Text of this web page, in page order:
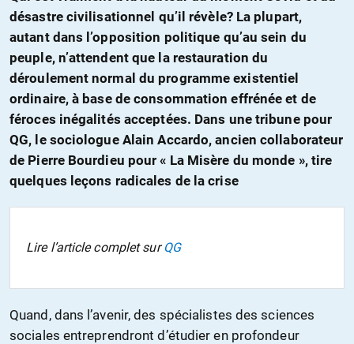
désastre civilisationnel qu’il révèle? La plupart,
autant dans l’opposition politique qu’au sein du
peuple, n’attendent que la restauration du
déroulement normal du programme existentiel
ordinaire, à base de consommation effrénée et de
féroces inégalités acceptées. Dans une tribune pour
QG, le sociologue Alain Accardo, ancien collaborateur
de Pierre Bourdieu pour « La Misère du monde », tire
quelques leçons radicales de la crise
Lire l’article complet surQG
Quand, dans l’avenir, des spécialistes des sciences
sociales entreprendront d’étudier en profondeur